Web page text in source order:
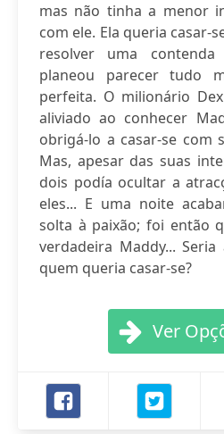
mas não tinha a menor
com ele. Ela queria casar-
resolver uma
planeou parecer tudo
perfeita. O milionário
aliviado ao conhecer
obrigá-lo a casar-se com
Mas, apesar das suas
dois podía ocultar a
eles... E uma noite
solta à paixão; foi então
verdadeira Maddy...
quem queria casar-se?
Ver